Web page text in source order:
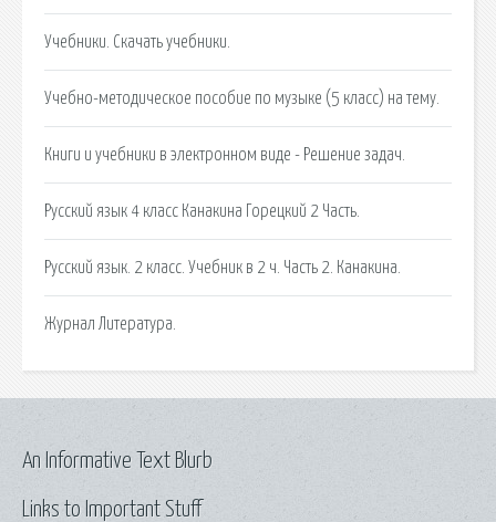
Учебники. Скачать учебники.
Учебно-методическое пособие по музыке (5 класс) на тему.
Книги и учебники в электронном виде - Решение задач.
Русский язык 4 класс Канакина Горецкий 2 Часть.
Русский язык. 2 класс. Учебник в 2 ч. Часть 2. Канакина.
Журнал Литература.
Links to Important Stuff
An Informative Text Blurb